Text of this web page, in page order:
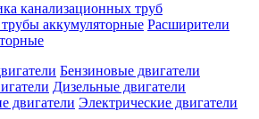
канализационных труб
Расширители
Бензиновые двигатели
Дизельные двигатели
Электрические двигатели